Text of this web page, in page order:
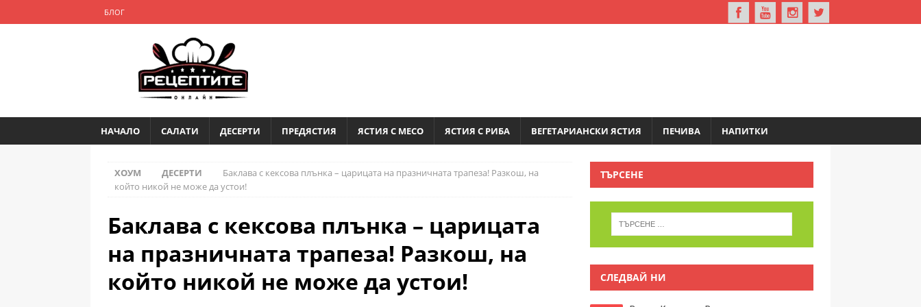
БЛОГ
НАЧАЛО САЛАТИ ДЕСЕРТИ ПРЕДЯСТИЯ ЯСТИЯ С МЕСО ЯСТИЯ С РИБА ВЕГЕТАРИАНСКИ ЯСТИЯ ПЕЧИВА НАПИТКИ
ХОУМ ДЕСЕРТИ
Баклава с кексова плънка – царицата на празничната трапеза! Разкош, на
който никой не може да устои!
Баклава с кексова плънка – царицата
на празничната трапеза! Разкош, на
който никой не може да устои!
ТЪРСЕНЕ
СЛЕДВАЙ НИ